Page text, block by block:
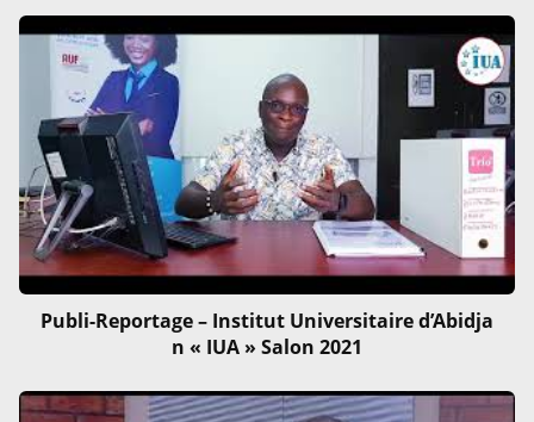
Publi-Reportage – Institut Universitaire d’Abidja
n « IUA » Salon 2021